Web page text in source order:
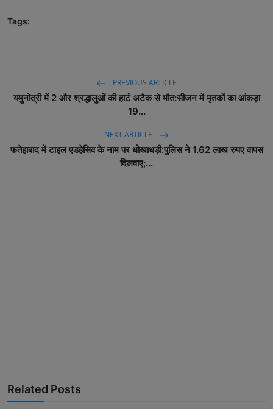
Tags:
PREVIOUS ARTICLE
यमुनोत्री में 2 और श्रद्धालुओं की हार्ट अटैक से मौत:सीजन में मृतकों का आंकड़ा
19...
NEXT ARTICLE
फतेहाबाद में टाइल एडहेसिव के नाम पर धोखाधड़ी:पुलिस ने 1.62 लाख रुपए वापस
दिलवाए;...
Related Posts